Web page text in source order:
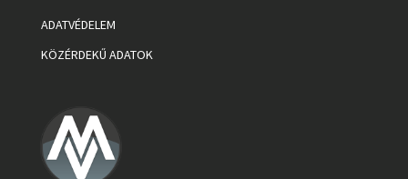
ADATVÉDELEM
KÖZÉRDEKŰ ADATOK